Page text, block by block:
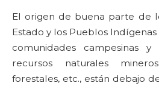
El origen de buena parte de
Estado y los Pueblos
comunidades campesinas
recursos naturales
forestales, etc., están debajo